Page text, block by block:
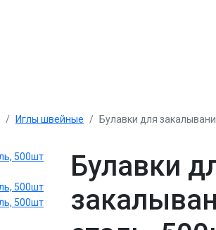
Иглы швейные Булавки для
Булавки